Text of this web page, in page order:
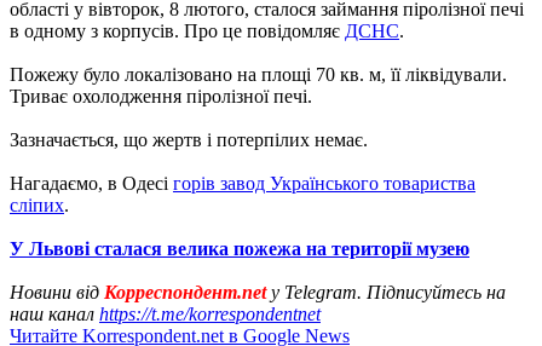
області у вівторок, 8 лютого, сталося займання піролізної печі
в одному з корпусів. Про це повідомляє ДСНС.
Пожежу було локалізовано на площі 70 кв. м, її ліквідували.
Триває охолодження піролізної печі.
Зазначається, що жертв і потерпілих немає.
Нагадаємо, в Одесі горів завод Українського товариства
сліпих.
У Львові сталася велика пожежа на території музею
Новини від Корреспондент.netу Telegram. Підписуйтесь на
наш канал https://t.me/korrespondentnet
Читайте Korrespondent.net в Google News